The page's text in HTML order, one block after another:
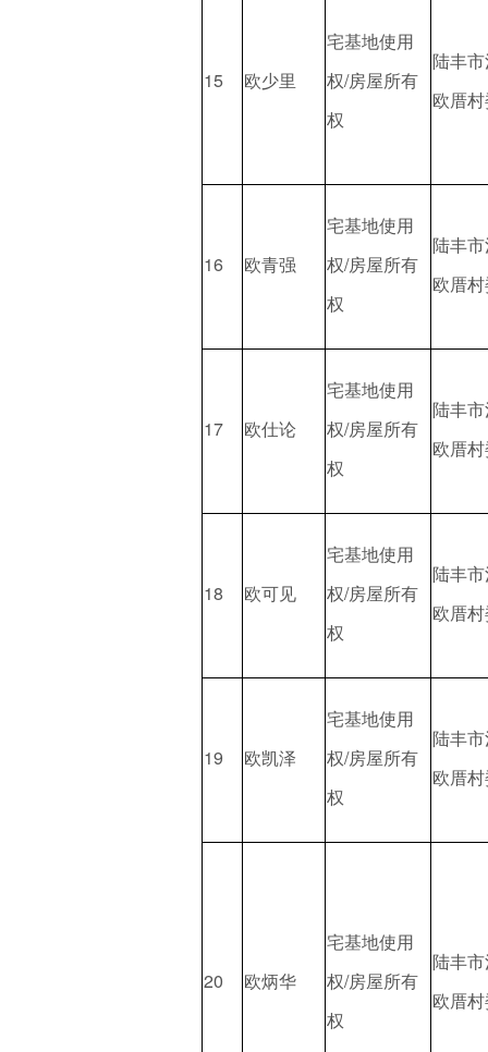
15 欧少里
宅基地使用
权/房屋所有
权
陆丰
欧厝
16 欧青强
宅基地使用
权/房屋所有
权
陆丰
欧厝
17 欧仕论
宅基地使用
权/房屋所有
权
陆丰
欧厝
18 欧可见
宅基地使用
权/房屋所有
权
陆丰
欧厝
19 欧凯泽
宅基地使用
权/房屋所有
权
陆丰
欧厝
20 欧炳华
宅基地使用
权/房屋所有
权
陆丰
欧厝